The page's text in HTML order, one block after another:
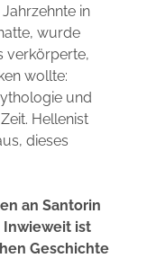
in
wurde
verkörperte,
wollte:
und
Hellenist
dieses
an Santorin
Inwieweit ist
Geschichte